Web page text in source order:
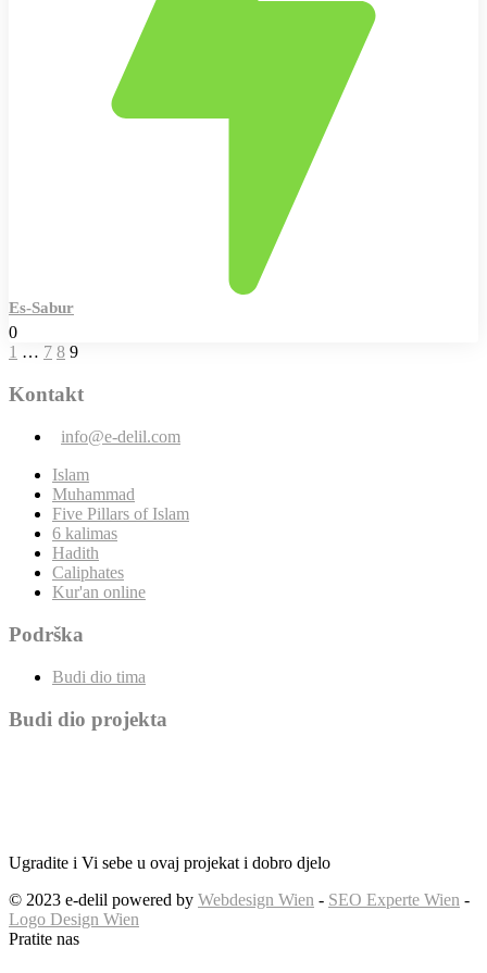
Es-Sabur
0
1 … 7 8 9
Kontakt
info@e-delil.com
Islam
Muhammad
Five Pillars of Islam
6 kalimas
Hadith
Caliphates
Kur'an online
Podrška
Budi dio tima
Budi dio projekta
Ugradite i Vi sebe u ovaj projekat i dobro djelo
© 2023 e-delil powered by Webdesign Wien - SEO Experte Wien -
Logo Design Wien
Pratite nas